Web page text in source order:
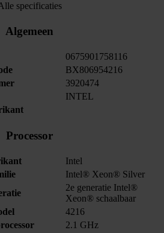
specificaties
Algemeen
0675901758116
BX806954216
3920474
INTEL
Processor
Intel
Intel® Xeon® Silver
2e generatie Intel®
Xeon® schaalbaar
4216
2.1 GHz